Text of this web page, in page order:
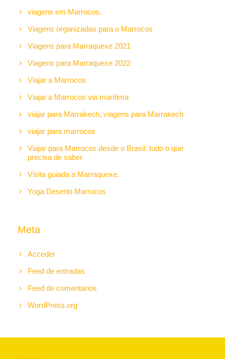
viagens em Marrocos.
Viagens organizadas para o Marrocos
Viagens para Marraquexe 2021
Viagens para Marraquexe 2022
Viajar a Marrocos
Viajar a Marrocos via marítima
viajar para Marrakech, viagens para Marrakech
viajar para marrocos
Viajar para Marrocos desde o Brasil: tudo o que
precisa de saber
Visita guiada a Marraquexe.
Yoga Deserto Marrocos
Meta
Acceder
Feed de entradas
Feed de comentarios
WordPress.org